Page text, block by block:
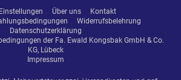
Über uns
Kontakt
Widerrufsbelehrung
Datenschutzerklärung
der Fa. Ewald Kongsbak GmbH & Co.
KG, Lübeck
Impressum